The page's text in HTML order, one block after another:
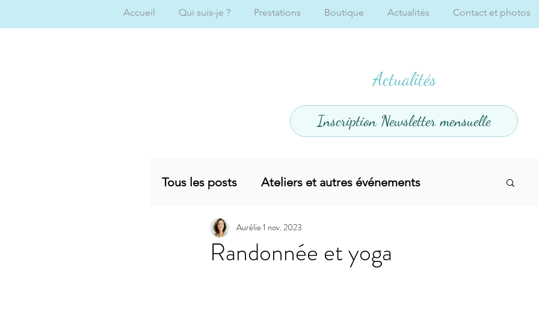
Actualités
Inscription Newsletter mensuelle
Tous les posts Ateliers et autres événements
Planning mensuel
Randonnée et yoga
Aurélie 1 nov. 2023
Accueil Qui suis-je ? Prestations Boutique Actualités Contact et photos